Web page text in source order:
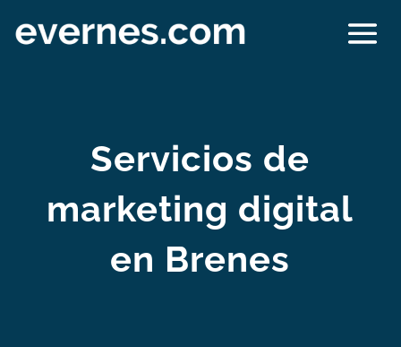
Servicios de
marketing digital
en Brenes